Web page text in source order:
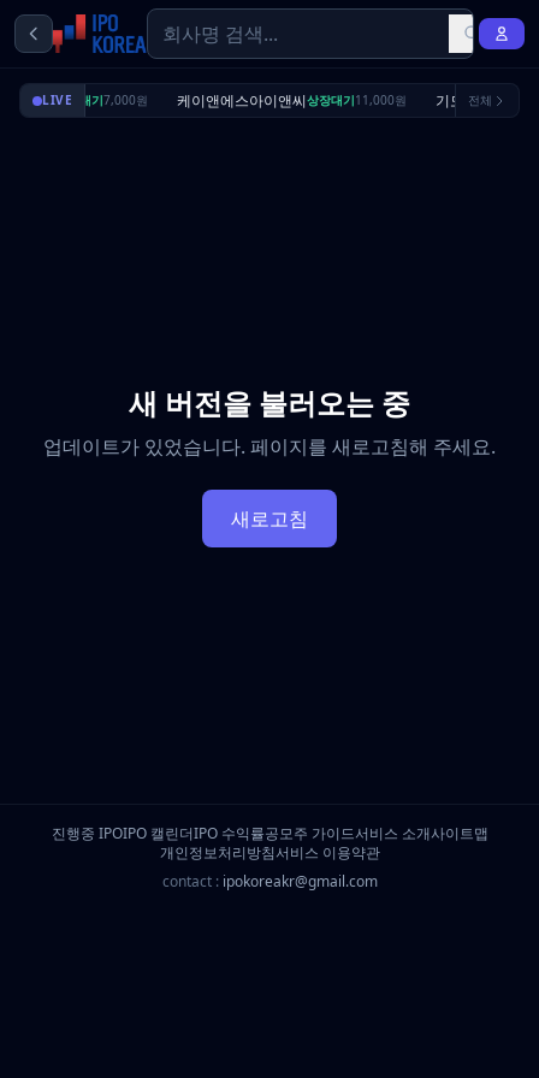
LIVE
리셔스상장대기7,000원 케이앤에스아이앤씨상장대기11,000원 기도산업 수요예
전체
새 버전을 불러오는 중
업데이트가 있었습니다. 페이지를 새로고침해 주세요.
새로고침
진행중 IPOIPO 캘린더IPO 수익률공모주 가이드서비스 소개사이트맵
개인정보처리방침서비스 이용약관
contact : ipokoreakr@gmail.com